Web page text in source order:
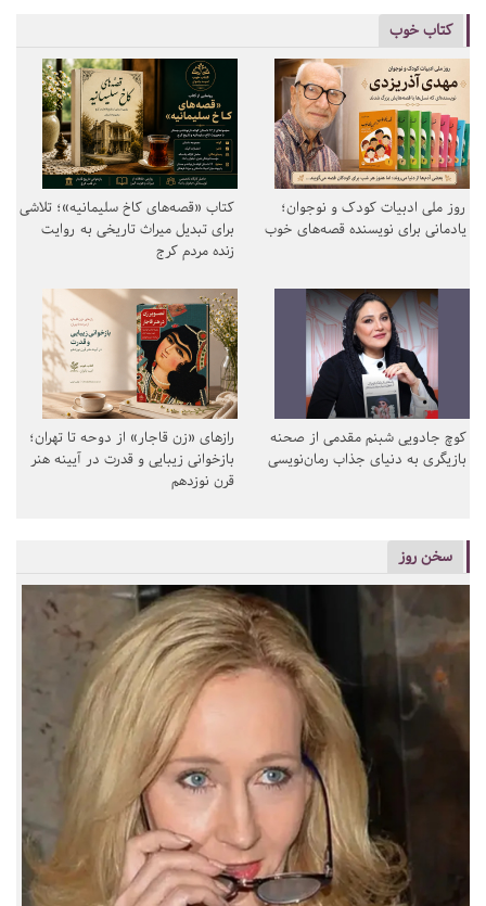
کتاب خوب
روز ملی ادبیات کودک و نوجوان؛
یادمانی برای نویسنده قصه‌های خوب
کتاب «قصه‌های کاخ سلیمانیه»؛ تلاشی
برای تبدیل میراث تاریخی به روایت
زنده مردم کرج
کوچ جادویی شبنم مقدمی از صحنه
بازیگری به دنیای جذاب رمان‌نویسی
رازهای «زن قاجار» از دوحه تا تهران؛
بازخوانی زیبایی و قدرت در آیینه هنر
قرن نوزدهم
سخن روز